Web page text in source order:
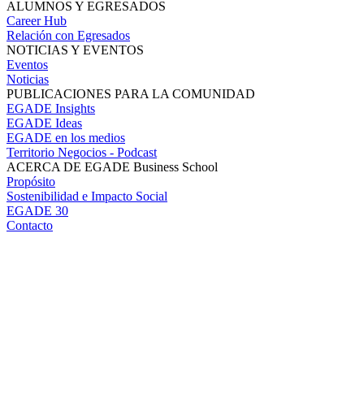
ALUMNOS Y EGRESADOS
Career Hub
Relación con Egresados
NOTICIAS Y EVENTOS
Eventos
Noticias
PUBLICACIONES PARA LA COMUNIDAD
EGADE Insights
EGADE Ideas
EGADE en los medios
Territorio Negocios - Podcast
ACERCA DE EGADE Business School
Propósito
Sostenibilidad e Impacto Social
EGADE 30
Contacto